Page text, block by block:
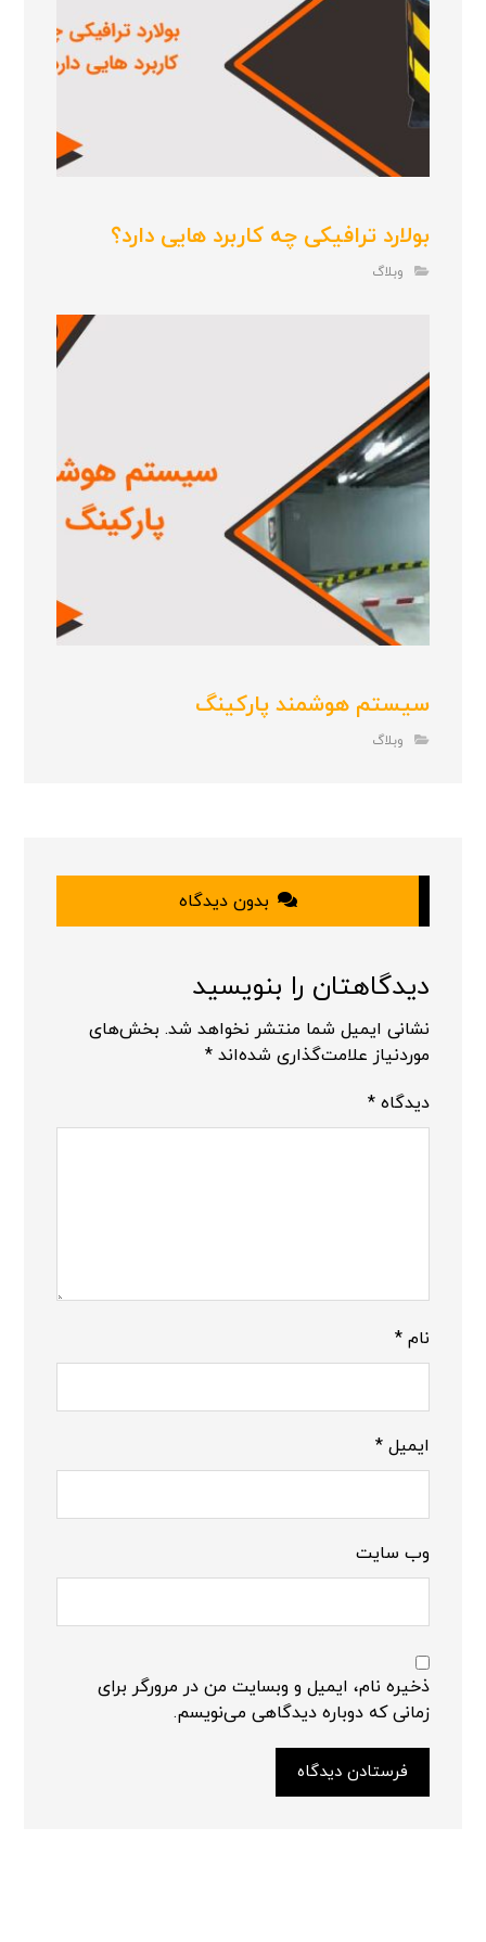
بولارد ترافیکی چه کاربرد هایی دارد؟
وبلاگ
سیستم هوشمند پارکینگ
وبلاگ
بدون دیدگاه
دیدگاهتان را بنویسید
نشانی ایمیل شما منتشر نخواهد شد. بخش‌های
موردنیاز علامت‌گذاری شده‌اند*
دیدگاه*
نام*
ایمیل*
وب‌ سایت
ذخیره نام، ایمیل و وبسایت من در مرورگر برای
زمانی که دوباره دیدگاهی می‌نویسم.
فرستادن دیدگاه